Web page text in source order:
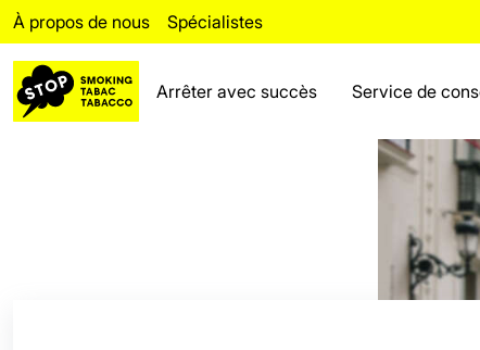
À propos de nous Spécialistes
Arrêter avec succès Service de